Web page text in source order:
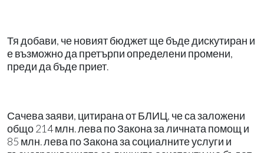
Тя добави, че новият бюджет ще бъде дискутиран и
е възможно да претърпи определени промени,
преди да бъде приет.
Сачева заяви, цитирана от БЛИЦ, че са заложени
общо 214 млн. лева по Закона за личната помощ и
85 млн. лева по Закона за социалните услуги и